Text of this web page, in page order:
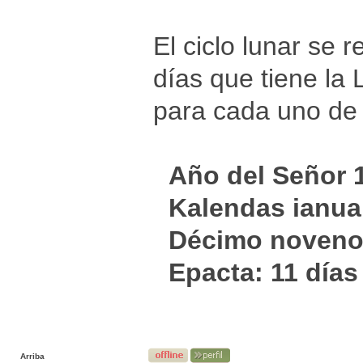
El ciclo lunar se
días que tiene la
para cada uno
Año del Señor
Kalendas
Décimo
Epacta: 11
Arriba